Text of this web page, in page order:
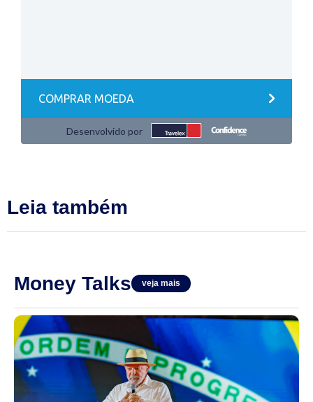
Leia também
Money Talks veja mais